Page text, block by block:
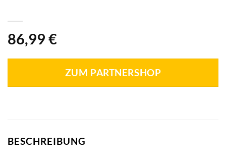
86,99 €
ZUM PARTNERSHOP
BESCHREIBUNG